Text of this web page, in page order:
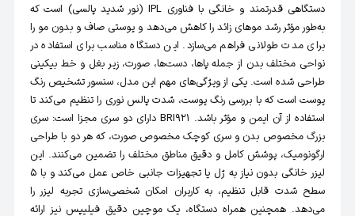
دستگاهی قدرتمند و خانگی با فناوری IPL (نور شدید پالسی) است که
به‌طور مؤثر رشد موهای زائد را کاهش می‌دهد و پوستی صاف و بدون مو را
برای مدت طولانی فراهم می‌سازد. این دستگاه مناسب برای استفاده در
نواحی مختلف بدن از جمله پاها، دست‌ها، صورت، زیر بغل و خط بیکینی
طراحی شده است. یکی از ویژگی‌های مهم این مدل، سنسور تشخیص رنگ
پوست است که با بررسی رنگ پوست، شدت پالس نوری را تنظیم می‌کند تا
استفاده از آن ایمن و مؤثر باشد. BRI921 دارای دو سری مجزا است: سری
بزرگ مخصوص بدن و سری کوچک مخصوص صورت، که هر دو با طراحی
ارگونومیک، پوشش کامل و دقیق مناطق مختلف را تضمین می‌کنند. این
لیزر خانگی بدون نیاز به ژل یا تجهیزات جانبی خاص عمل می‌کند و با ۵
سطح شدت قابل تنظیم، به کاربران امکان شخصی‌سازی تجربه لیزر را
می‌دهد. همچنین همراه دستگاه، یک موچین دقیق فیلیپس نیز ارائه